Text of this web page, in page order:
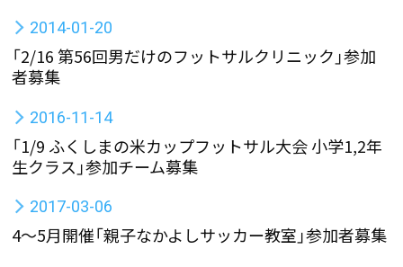
2014-01-20
「2/16 第56回男だけのフットサルクリニック」参加
者募集
2016-11-14
「1/9 ふくしまの米カップフットサル大会 小学1,2年
生クラス」参加チーム募集
2017-03-06
4〜5月開催「親子なかよしサッカー教室」参加者募集